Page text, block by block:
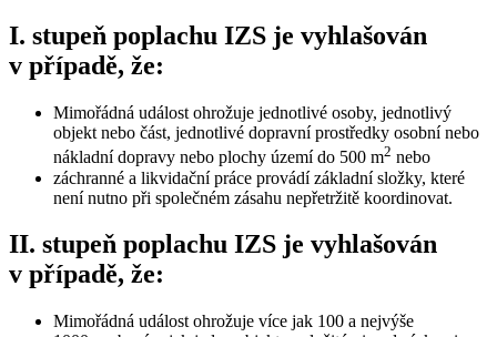
I. stupeň poplachu IZS je vyhlašován
v případě, že:
Mimořádná událost ohrožuje jednotlivé osoby, jednotlivý
objekt nebo část, jednotlivé dopravní prostředky osobní nebo
nákladní dopravy nebo plochy území do 500 m2 nebo
záchranné a likvidační práce provádí základní složky, které
není nutno při společném zásahu nepřetržitě koordinovat.
II. stupeň poplachu IZS je vyhlašován
v případě, že:
Mimořádná událost ohrožuje více jak 100 a nejvýše